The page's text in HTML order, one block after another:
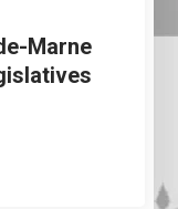
Marne